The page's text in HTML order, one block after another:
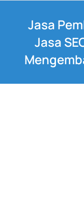
Jasa
Jasa